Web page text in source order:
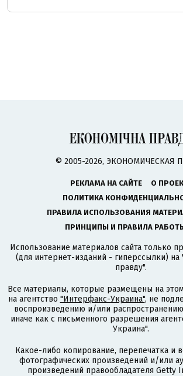
© 2005-2026, ЭКОНОМИЧЕСКАЯ
РЕКЛАМА НА САЙТЕ
О
ПОЛИТИКА
ПРАВИЛА ИСПОЛЬЗОВАНИЯ
ПРИНЦИПЫ И ПРАВИЛА
Использование материалов сайта только
(для интернет-изданий - гиперссылки)
правду".
Все материалы, которые размещены на
на агентство "Интерфакс-Украина", не
воспроизведению и/или
иначе как с письменного разрешения
Украина".
Какое-либо копирование, перепечатка и
фотографических произведений и/или
произведений правообладателя Getty